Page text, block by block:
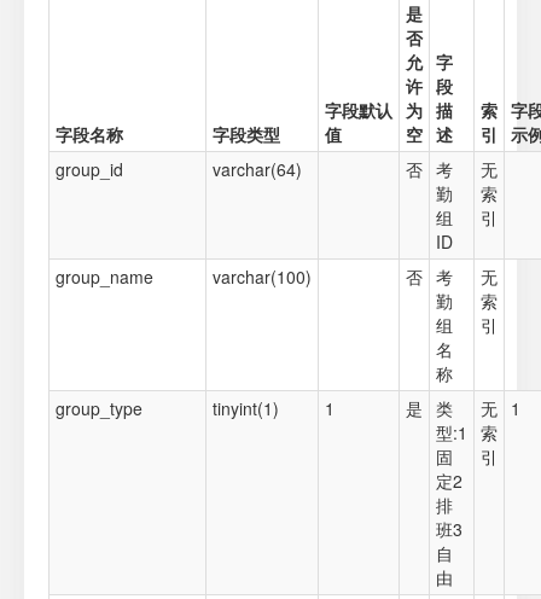
字段名称 字段类型
字段默认
值
是
否
允
许
为
空
字
段
描
述
索
引
字
示
group_id
varchar(64) 否 考
勤
组
ID
无
索
引
group_name varchar(100) 否 考
勤
组
名
称
无
索
引
group_type tinyint(1) 1 是 类
型:1
固
定2
排
班3
自
由
无
索
引
1